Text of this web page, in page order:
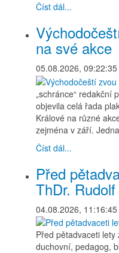
Číst dál...
na své akce
05.08.2026, 09:22:35
„schránce“ redakční
objevila celá řada
Králové na různé
zejména v září.
Číst dál...
Před
ThDr.
04.08.2026, 11:16:45
Před pětadvaceti
duchovní, pedagog,